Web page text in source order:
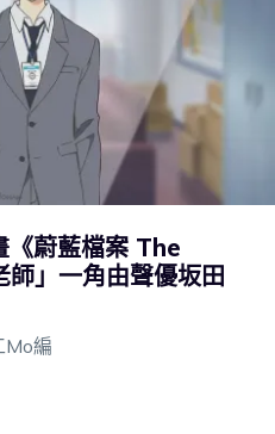
《蔚藍檔案 The
」一角由聲優坂田
Mo編